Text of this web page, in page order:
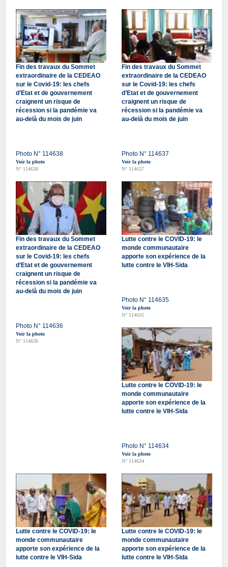
Fin des travaux du Sommet
extraordinaire de la CEDEAO
sur le Covid-19: les chefs
d’Etat et de gouvernement
craignent un risque de
récession si la pandémie va
au-delà du mois de juin
Photo N° 114638
Voir la photo
N° 114638
Fin des travaux du Sommet
extraordinaire de la CEDEAO
sur le Covid-19: les chefs
d’Etat et de gouvernement
craignent un risque de
récession si la pandémie va
au-delà du mois de juin
Photo N° 114637
Voir la photo
N° 114637
Fin des travaux du Sommet
extraordinaire de la CEDEAO
sur le Covid-19: les chefs
d’Etat et de gouvernement
craignent un risque de
récession si la pandémie va
au-delà du mois de juin
Photo N° 114636
Voir la photo
N° 114636
Lutte contre le COVID-19: le
monde communautaire
apporte son expérience de la
lutte contre le VIH-Sida
Photo N° 114635
Voir la photo
N° 114635
Lutte contre le COVID-19: le
monde communautaire
apporte son expérience de la
lutte contre le VIH-Sida
Photo N° 114634
Voir la photo
N° 114634
Lutte contre le COVID-19: le
monde communautaire
apporte son expérience de la
lutte contre le VIH-Sida
Lutte contre le COVID-19: le
monde communautaire
apporte son expérience de la
lutte contre le VIH-Sida